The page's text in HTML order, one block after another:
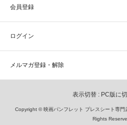
会員登録
ログイン
メルマガ登録・解除
表示切替 : PC版に
Copyright © 映画パンフレット プレスシート専
Rights